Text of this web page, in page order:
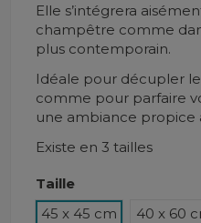
Elle s’intégrera
champêtre comme
plus contemporain.
Idéale pour décupler
comme pour parfaire
une ambiance propice
Existe en 3 tailles
Taille
45 x 45 cm
40 x 60